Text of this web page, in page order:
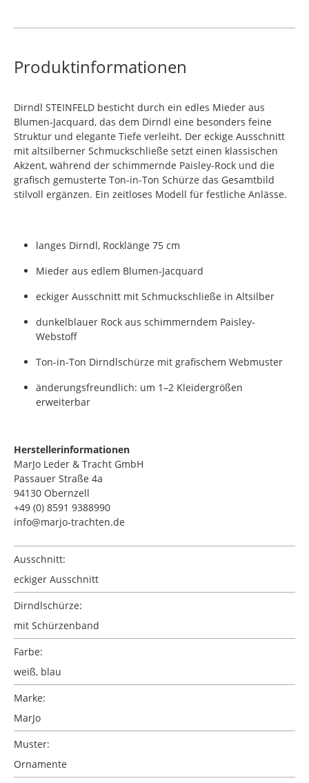
Produktinformationen
Dirndl STEINFELD besticht durch ein edles Mieder aus
Blumen-Jacquard, das dem Dirndl eine besonders feine
Struktur und elegante Tiefe verleiht. Der eckige Ausschnitt
mit altsilberner Schmuckschließe setzt einen klassischen
Akzent, während der schimmernde Paisley-Rock und die
grafisch gemusterte Ton-in-Ton Schürze das Gesamtbild
stilvoll ergänzen. Ein zeitloses Modell für festliche Anlässe.
langes Dirndl, Rocklänge 75 cm
Mieder aus edlem Blumen-Jacquard
eckiger Ausschnitt mit Schmuckschließe in Altsilber
dunkelblauer Rock aus schimmerndem Paisley-
Webstoff
Ton-in-Ton Dirndlschürze mit grafischem Webmuster
änderungsfreundlich: um 1–2 Kleidergrößen
erweiterbar
Herstellerinformationen
MarJo Leder & Tracht GmbH
Passauer Straße 4a
94130 Obernzell
+49 (0) 8591 9388990
info@marjo-trachten.de
Ausschnitt:
eckiger Ausschnitt
Dirndlschürze:
mit Schürzenband
Farbe:
weiß, blau
Marke:
MarJo
Muster:
Ornamente